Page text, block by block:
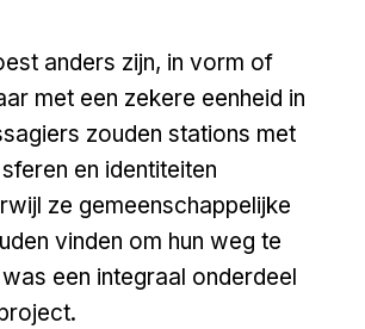
anders zijn, in vorm of
met een zekere eenheid in
zouden stations met
en identiteiten
ze gemeenschappelijke
vinden om hun weg te
een integraal onderdeel